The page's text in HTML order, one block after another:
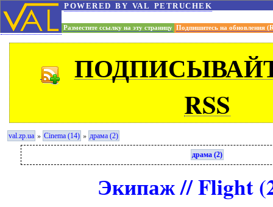
powered by val petruchek
Разместите ссылку на эту страницу Подпишитесь на обновления
RSS
val.zp.ua » Cinema (14) » драма (2)
драма (2)
Экипаж // Flight